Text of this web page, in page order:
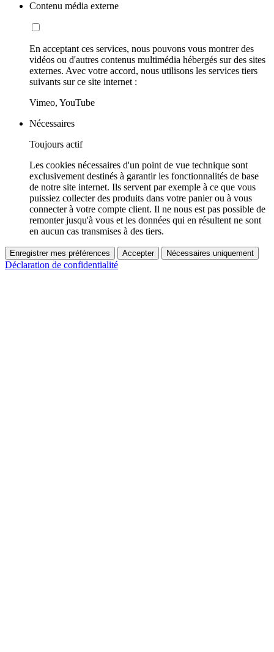
Contenu média externe
En acceptant ces services, nous pouvons vous montrer des
vidéos ou d'autres contenus multimédia hébergés sur des sites
externes. Avec votre accord, nous utilisons les services tiers
suivants sur ce site internet :
Vimeo, YouTube
Nécessaires
Toujours actif
Les cookies nécessaires d'un point de vue technique sont
exclusivement destinés à garantir les fonctionnalités de base
de notre site internet. Ils servent par exemple à ce que vous
puissiez collecter des produits dans votre panier ou à vous
connecter à votre compte client. Il ne nous est pas possible de
remonter jusqu'à vous et les données qui en résultent ne sont
en aucun cas transmises à des tiers.
Enregistrer mes préférences Accepter Nécessaires uniquement
Déclaration de confidentialité